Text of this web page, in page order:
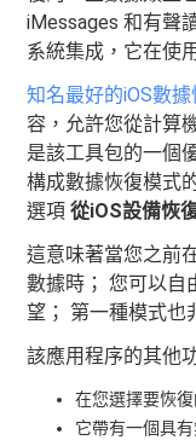
iMessages 和有聲
系統集成，它在使
知名最好的iOS數
容，允許您從計算
是該工具包的一個
構成數據恢復模式
選項從iOS設備恢
這意味著當您之前
數據時； 您可以自
望； 第一種模式也
該應用程序的其他
在您選擇要恢
它帶有一個具